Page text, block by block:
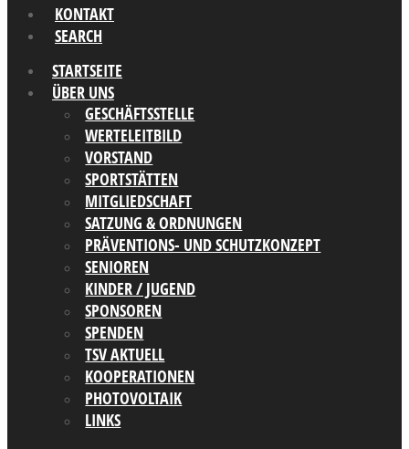
KONTAKT
SEARCH
STARTSEITE
ÜBER UNS
GESCHÄFTSSTELLE
WERTELEITBILD
VORSTAND
SPORTSTÄTTEN
MITGLIEDSCHAFT
SATZUNG & ORDNUNGEN
PRÄVENTIONS- UND SCHUTZKONZEPT
SENIOREN
KINDER / JUGEND
SPONSOREN
SPENDEN
TSV AKTUELL
KOOPERATIONEN
PHOTOVOLTAIK
LINKS